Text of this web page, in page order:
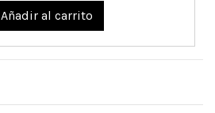
Añadir al carrito